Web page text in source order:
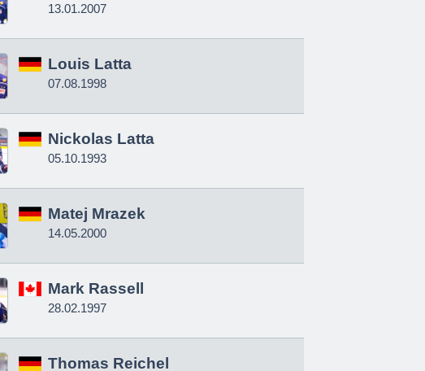
13.01.2007
Louis Latta
07.08.1998
Nickolas Latta
05.10.1993
Matej Mrazek
14.05.2000
Mark Rassell
28.02.1997
Thomas Reichel